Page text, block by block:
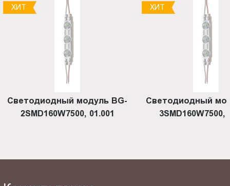
ХИТ
Светодиодный модуль BG-
2SMD160W7500, 01.001
ХИТ
Светодиодный
3SMD160W7500,